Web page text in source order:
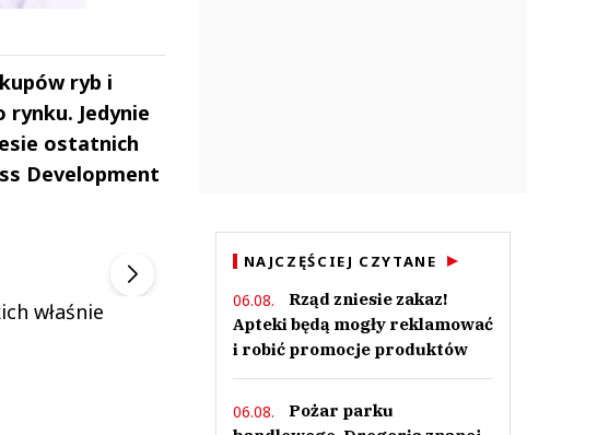
ryb i
Jedynie
ostatnich
Development
właśnie
▶
NAJCZĘŚCIEJ CZYTANE
06.08.
Rząd zniesie zakaz!
Apteki będą mogły reklamować
i robić promocje produktów
06.08.
Pożar parku